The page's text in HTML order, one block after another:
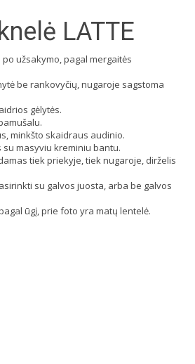
LATTE
užsakymo, pagal mergaitės
be rankovyčių, nugaroje sagstoma
gėlytės.
minkšto skaidraus audinio.
su masyviu kreminiu bantu.
tiek priekyje, tiek nugaroje, dirželis
su galvos juosta, arba be galvos
ūgį, prie foto yra matų lentelė.